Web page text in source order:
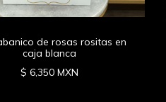
de rosas rositas en
caja blanca
$ 6,350 MXN